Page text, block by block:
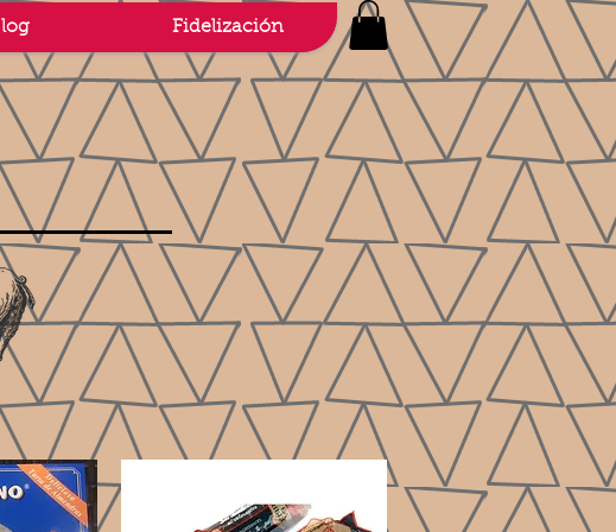
Fidelización